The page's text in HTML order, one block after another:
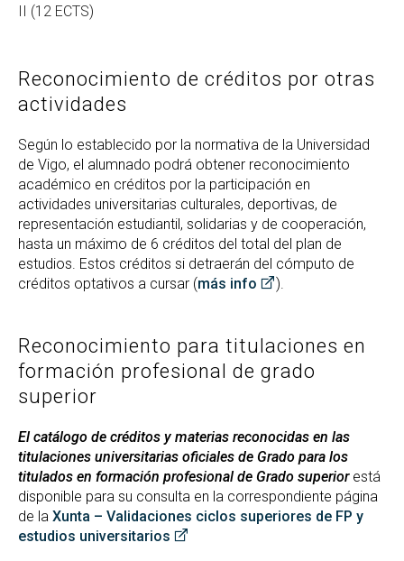
II (12 ECTS)
Reconocimiento de créditos por otras
actividades
Según lo establecido por la normativa de la Universidad
de Vigo, el alumnado podrá obtener reconocimiento
académico en créditos por la participación en
actividades universitarias culturales, deportivas, de
representación estudiantil, solidarias y de cooperación,
hasta un máximo de 6 créditos del total del plan de
estudios. Estos créditos si detraerán del cómputo de
créditos optativos a cursar (más info ).
Reconocimiento para titulaciones en
formación profesional de grado
superior
El catálogo de créditos y materias reconocidas en las
titulaciones universitarias oficiales de Grado para los
titulados en formación profesional de Grado superiorestá
disponible para su consulta en la correspondiente página
de la Xunta – Validaciones ciclos superiores de FP y
estudios universitarios